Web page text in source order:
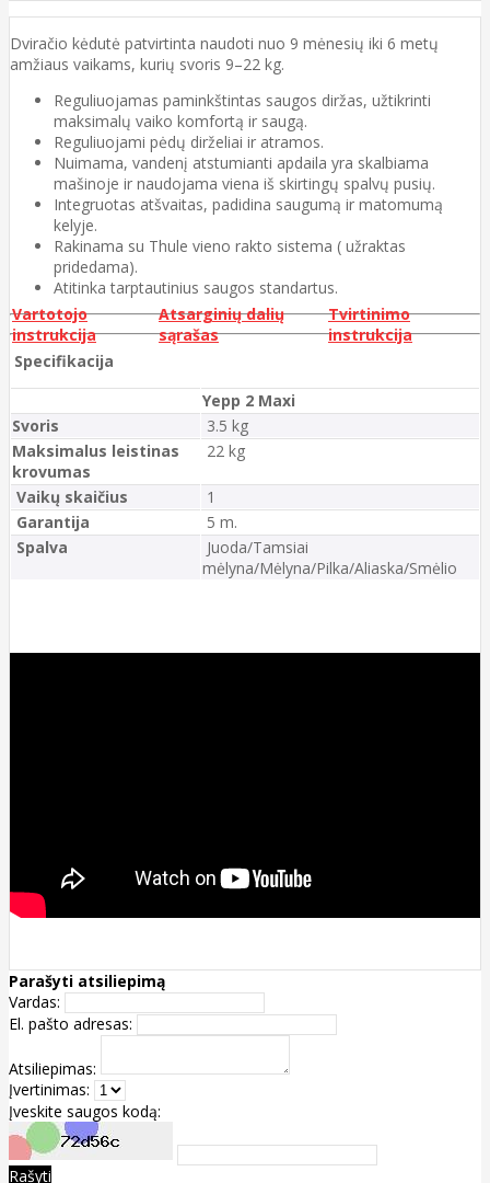
Dviračio kėdutė patvirtinta naudoti nuo 9 mėnesių iki 6 metų
amžiaus vaikams, kurių svoris 9–22 kg.
Reguliuojamas paminkštintas saugos diržas, užtikrinti
maksimalų vaiko komfortą ir saugą.
Reguliuojami pėdų dirželiai ir atramos.
Nuimama, vandenį atstumianti apdaila yra skalbiama
mašinoje ir naudojama viena iš skirtingų spalvų pusių.
Integruotas atšvaitas, padidina saugumą ir matomumą
kelyje.
Rakinama su Thule vieno rakto sistema ( užraktas
pridedama).
Atitinka tarptautinius saugos standartus.
Vartotojo
instrukcija
Atsarginių dalių
sąrašas
Tvirtinimo
instrukcija
Specifikacija
Yepp 2 Maxi
Svoris
3.5 kg
Maksimalus leistinas
krovumas
22 kg
Vaikų skaičius
1
Garantija
5 m.
Spalva
Juoda/Tamsiai
mėlyna/Mėlyna/Pilka/Aliaska/Smėlio
Parašyti atsiliepimą
Vardas:
El. pašto adresas:
Atsiliepimas:
Įvertinimas:
Įveskite saugos kodą:
Rašyti